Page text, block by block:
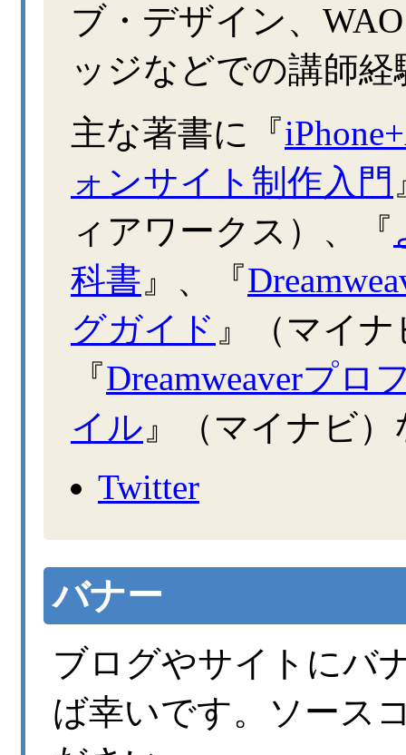
ブ・デザイン、
ッジなどでの講師
主な著書に『
ォンサイト制作入門
ィアワークス）、『
科書 』、『
グガイド 』（マイ
『Dreamweaverプロ
イル 』（マイナビ）
Twitter
バナー
ブログやサイトにバ
ば幸いです。ソース